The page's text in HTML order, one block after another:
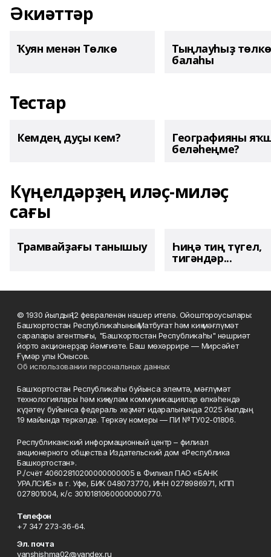
Әкиәттәр
Ҡуян менән Төлкө Тыңлауһыҙ төлкө
балаһы
Тестар
Кемдең дуҫы кем? Географияны
беләһеңме?
Күңелдәрҙең иләҫ-миләҫ
сағы
Трамвайҙағы танышыу Һиңә тиң түгел,
тигәндәр...
© 1930 йылдың 12 февраленән нәшер ителә. Ойоштороусылары:
Башҡортостан Республикаһының Матбуғат һәм киң мәғлүмәт
саралары агентлығы, "Башҡортостан Республикаһы" нәшриәт
йорто акционерҙар йәмғиәте. Баш мөхәррире — Мирсәйет
Ғүмәр улы Юнысов.
Об использовании персональных данных
Башҡортостан Республикаһы буйынса элемтә, мәғлүмәт
технологиялары һәм киңкүләм коммуникациялар өлкәһендә
күҙәтеү буйынса федераль хеҙмәт идаралығында 2025 йылдың
19 майында теркәлде. Теркәү номеры — ПИ №ТУ02-01806.
Республиканский информационный центр – филиал
акционерного общества Издательский дом «Республика
Башкортостан».
Р./счёт 40602810200000000005 в Филиал ПАО «БАНК
УРАЛСИБ» в г. Уфе, БИК 048073770, ИНН 0278986971, КПП
027801004, к/с 30101810600000000770.
Телефон
+7 347 273-36-64.
Эл. почта
yanshishma02@yandex.ru